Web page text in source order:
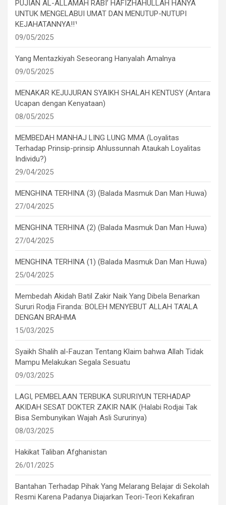
PUJIAN AL-ALLAMAH RABI’ HAFIZHAHULLAH HANYA
UNTUK MENGELABUI UMAT DAN MENUTUP-NUTUPI
KEJAHATANNYA!!¹
09/05/2025
Yang Mentazkiyah Seseorang Hanyalah Amalnya
09/05/2025
MENAKAR KEJUJURAN SYAIKH SHALAH KENTUSY (Antara
Ucapan dengan Kenyataan)
08/05/2025
MEMBEDAH MANHAJ LING LUNG MMA (Loyalitas
Terhadap Prinsip-prinsip Ahlussunnah Ataukah Loyalitas
Individu?)
29/04/2025
MENGHINA TERHINA (3) (Balada Masmuk Dan Man Huwa)
27/04/2025
MENGHINA TERHINA (2) (Balada Masmuk Dan Man Huwa)
27/04/2025
MENGHINA TERHINA (1) (Balada Masmuk Dan Man Huwa)
25/04/2025
Membedah Akidah Batil Zakir Naik Yang Dibela Benarkan
Sururi Rodja Firanda: BOLEH MENYEBUT ALLAH TA’ALA
DENGAN BRAHMA
15/03/2025
Syaikh Shalih al-Fauzan Tentang Klaim bahwa Allah Tidak
Mampu Melakukan Segala Sesuatu
09/03/2025
LAGI, PEMBELAAN TERBUKA SURURIYUN TERHADAP
AKIDAH SESAT DOKTER ZAKIR NAIK (Halabi Rodjai Tak
Bisa Sembunyikan Wajah Asli Sururinya)
08/03/2025
Hakikat Taliban Afghanistan
26/01/2025
Bantahan Terhadap Pihak Yang Melarang Belajar di Sekolah
Resmi Karena Padanya Diajarkan Teori-Teori Kekafiran